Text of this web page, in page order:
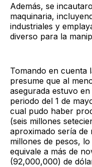
Además, se
maquinaria,
industriales y
diverso para la
Tomando en cuenta
presume que al
asegurada estuvo
periodo del 1 de
cual pudo haber
(seis millones
aproximado sería de
millones de pesos,
equivale a más de
(92,000,000) de